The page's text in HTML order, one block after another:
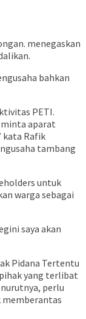
menegaskan
bahkan
PETI.
aparat
kata Rafik
tambang
untuk
warga sebagai
saya akan
Pidana Tertentu
yang terlibat
perlu
memberantas